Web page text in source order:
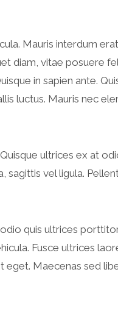
Mauris interdum
diam, vitae posuere
in sapien ante.
luctus. Mauris nec
ultrices ex at
sagittis vel ligula.
quis ultrices
Fusce ultrices
eget. Maecenas sed